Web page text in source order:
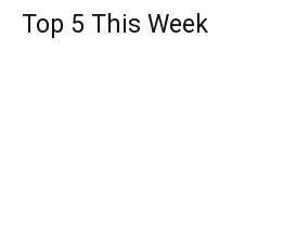
Top 5 This Week